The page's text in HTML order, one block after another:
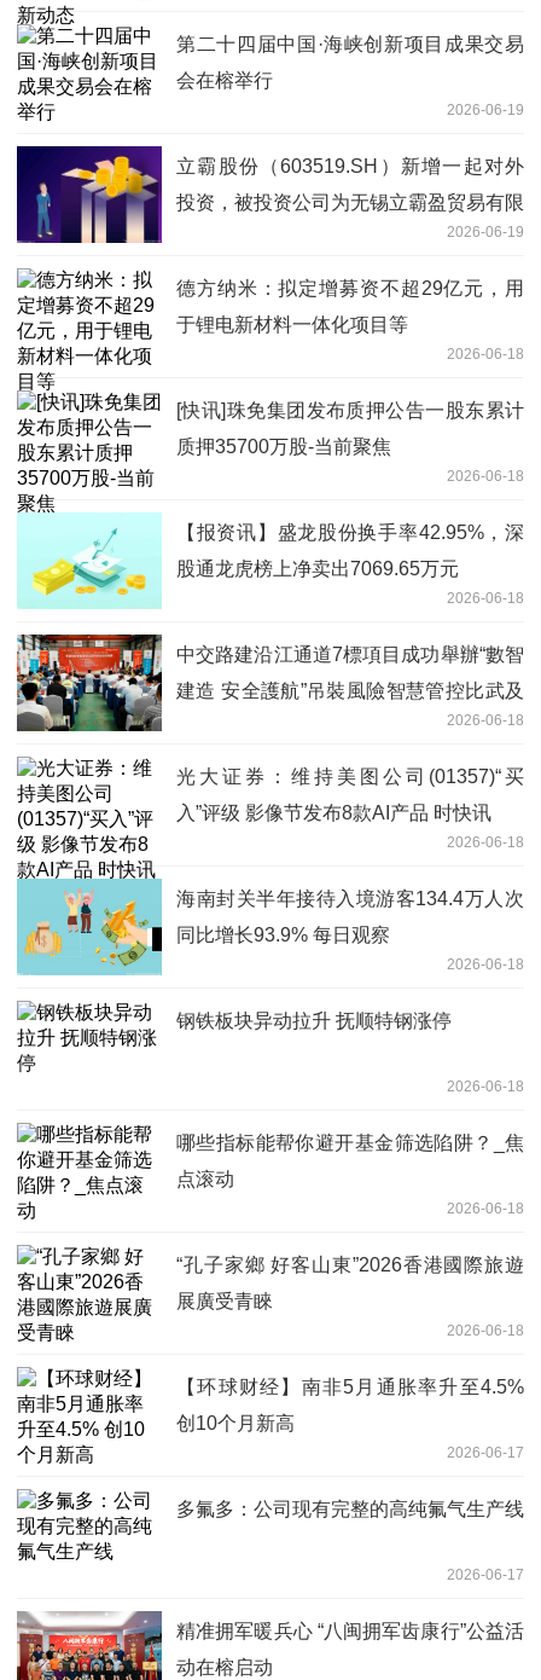
第二十四届中国·海峡创新项目成果交易
会在榕举行
2026-06-19
立霸股份（603519.SH）新增一起对外
投资，被投资公司为无锡立霸盈贸易有限
2026-06-19
德方纳米：拟定增募资不超29亿元，用
于锂电新材料一体化项目等
2026-06-18
[快讯]珠免集团发布质押公告一股东累计
质押35700万股-当前聚焦
2026-06-18
【报资讯】盛龙股份换手率42.95%，深
股通龙虎榜上净卖出7069.65万元
2026-06-18
中交路建沿江通道7標項目成功舉辦“數智
建造 安全護航”吊裝風險智慧管控比武及
2026-06-18
光大证券：维持美图公司(01357)“买
入”评级 影像节发布8款AI产品 时快讯
2026-06-18
海南封关半年接待入境游客134.4万人次
同比增长93.9% 每日观察
2026-06-18
钢铁板块异动拉升 抚顺特钢涨停
2026-06-18
哪些指标能帮你避开基金筛选陷阱？_焦
点滚动
2026-06-18
“孔子家鄉 好客山東”2026香港國際旅遊
展廣受青睞
2026-06-18
【环球财经】南非5月通胀率升至4.5%
创10个月新高
2026-06-17
多氟多：公司现有完整的高纯氟气生产线
2026-06-17
精准拥军暖兵心 “八闽拥军齿康行”公益活
动在榕启动